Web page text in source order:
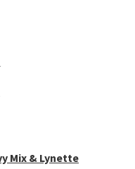
Mix & Lynette